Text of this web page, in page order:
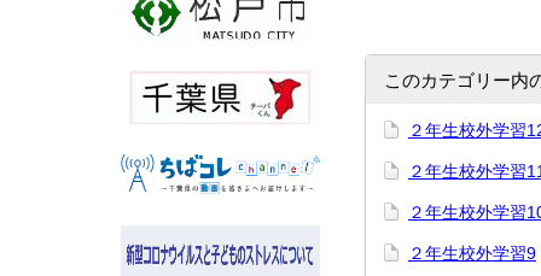
このカテゴリー内
２年生校外学習
２年生校外学習11
２年生校外学習
２年生校外学習9